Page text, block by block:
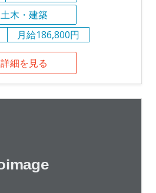
土木・建築
月給186,800円
詳細を見る